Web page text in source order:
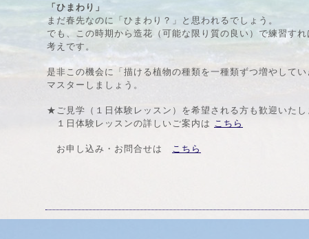
「ひまわり」
まだ春先なのに「ひまわり？」と思われるでしょう。
でも、この時期から造花（可能な限り質の良い）で練習す
考えです。
是非この機会に「描ける植物の種類を一種類ずつ増やして
マスターしましょう。
★ご見学（１日体験レッスン）を希望される方も歓迎いたし
１日体験レッスンの詳しいご案内は こちら
お申し込み・お問合せは こちら